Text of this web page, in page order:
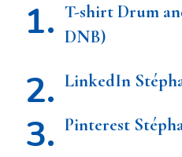
T-shirt Drum
DNB)
LinkedIn
Pinterest